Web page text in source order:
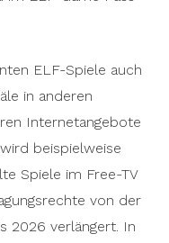
ELF-Spiele auch
in anderen
Internetangebote
beispielweise
Spiele im Free-TV
von der
2026 verlängert. In